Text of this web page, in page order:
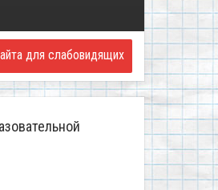
для слабовидящих